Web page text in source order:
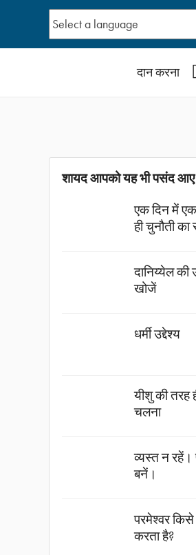
दान करना
शायद आपको यह भी पसंद आए
एक दिन में
ही चुनौती
दानिय्येल की
खोजें
धर्मी उद्देश्य
यीशु की तरह
चलना
व्यस्त न
बनें।
परमेश्वर
करता है?